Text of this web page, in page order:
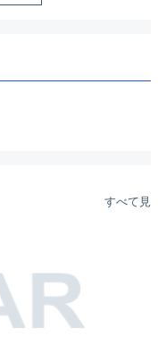
すべて見